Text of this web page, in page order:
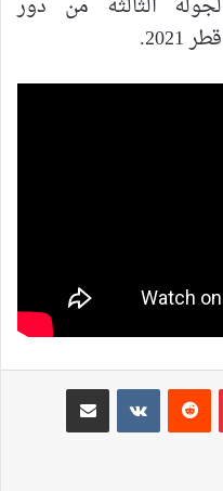
بينتيريست
مشاركة عبر البريد